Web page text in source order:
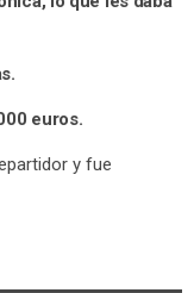
euros.
y fue